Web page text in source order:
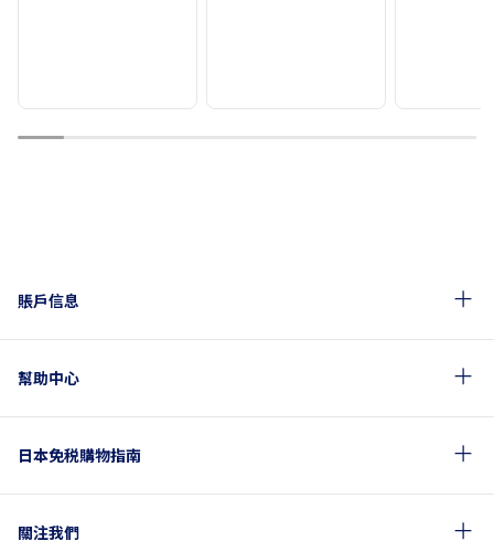
1 2 3 4 5 6 7 8 9 10
賬戶信息
幫助中心
日本免税購物指南
關注我們